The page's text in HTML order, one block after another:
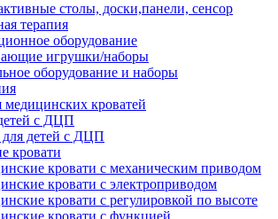
столы, доски,панели, сенсор
терапия
оборудование
игрушки/наборы
оборудование и наборы
кроватей
с ДЦП
детей с ДЦП
кровати
кровати с механическим приводом
кровати с электроприводом
кровати с регулировкой по высоте
кровати с функцией